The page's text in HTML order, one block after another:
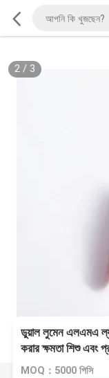
2/ 3
ডুয়াল লুমেন এলএমএ
করার ক্ষমতা শিশু এবং
MOQ：5000 পিসি